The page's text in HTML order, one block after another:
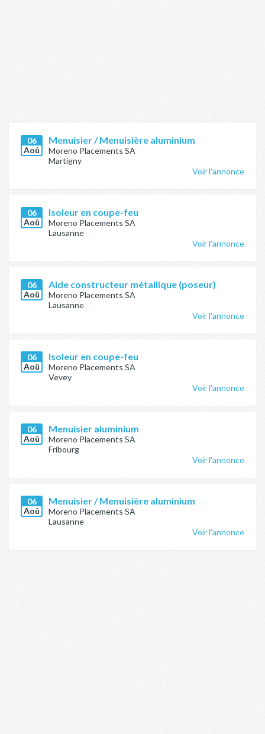
06
Aoû
Menuisier / Menuisière aluminium
Moreno Placements SA
Martigny
Voir l'annonce
06
Aoû
Isoleur en coupe-feu
Moreno Placements SA
Lausanne
Voir l'annonce
06
Aoû
Aide constructeur métallique (poseur)
Moreno Placements SA
Lausanne
Voir l'annonce
06
Aoû
Isoleur en coupe-feu
Moreno Placements SA
Vevey
Voir l'annonce
06
Aoû
Menuisier aluminium
Moreno Placements SA
Fribourg
Voir l'annonce
06
Aoû
Menuisier / Menuisière aluminium
Moreno Placements SA
Lausanne
Voir l'annonce